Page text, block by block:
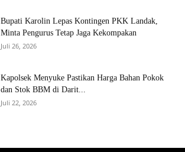
Bupati Karolin Lepas Kontingen PKK Landak,
Minta Pengurus Tetap Jaga Kekompakan
Juli 26, 2026
Kapolsek Menyuke Pastikan Harga Bahan Pokok
dan Stok BBM di Darit...
Juli 22, 2026